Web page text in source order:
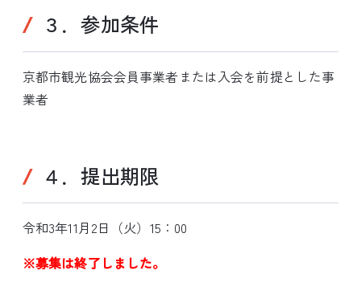
３．参加条件
京都市観光協会会員事業者または入会を前提とした事
業者
４．提出期限
令和3年11月2日（火）15：00
※募集は終了しました。